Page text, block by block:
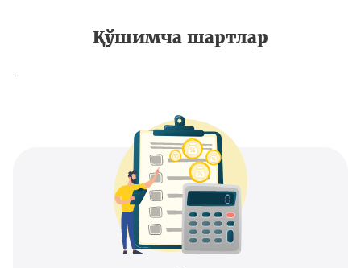
Қўшимча шартлар
-